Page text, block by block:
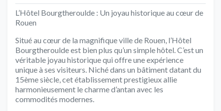
L’Hôtel Bourgtheroulde : Un joyau historique au cœur de
Rouen
Situé au cœur de la magnifique ville de Rouen, l’Hôtel
Bourgtheroulde est bien plus qu’un simple hôtel. C’est un
véritable joyau historique qui offre une expérience
unique à ses visiteurs. Niché dans un bâtiment datant du
15ème siècle, cet établissement prestigieux allie
harmonieusement le charme d’antan avec les
commodités modernes.